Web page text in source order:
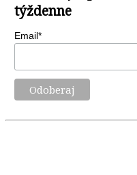
týždenne
Email*